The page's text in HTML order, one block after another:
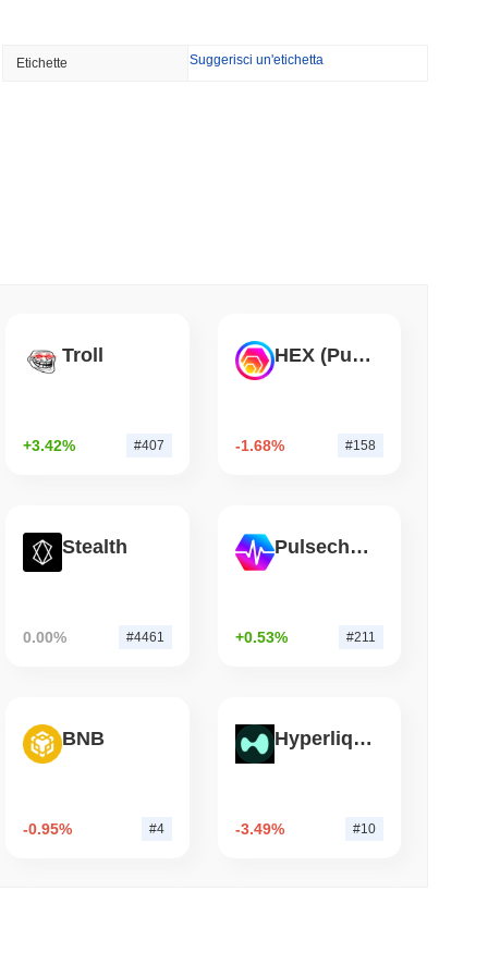
a $15 miliardi
arrivano onchain mentre la crescita del
al 1,5%
di lettura
Etichette Suggerisci un'etichetta
Troll
+3.42% #407
HEX (Pulsechain)
-1.68% #158
Stealth
0.00% #4461
Pulsechain
+0.53% #211
BNB
-0.95% #4
Hyperliquid
-3.49% #10